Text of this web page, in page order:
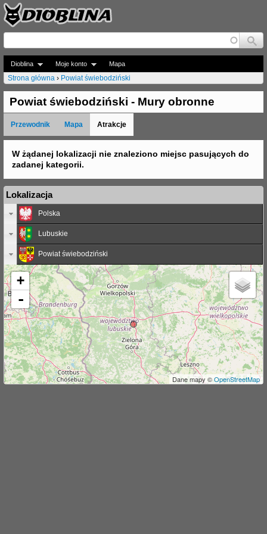
Jump to navigation
Dioblina Moje konto Mapa
J
e
s
e
ś
t
a
j
Strona główna › Powiat świebodziński
Powiat świebodziński - Mury obronne
Przewodnik Mapa Atrakcje
W żądanej lokalizacji nie znaleziono miejsc pasujących do
zadanej kategorii.
Lokalizacja
Polska
Lubuskie
Powiat świebodziński
+
-
Dane mapy ©OpenStreetMap